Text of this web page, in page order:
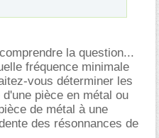
la question...
fréquence minimale
vous déterminer les
pièce en métal ou
de métal à une
des résonnances de